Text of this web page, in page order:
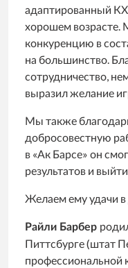
адаптированный
хорошем возрасте.
конкуренцию в
на большинство.
сотрудничество,
выразил желание
Мы также
добросовестную
в «Ак Барсе» он
результатов и
Желаем ему удачи в
Райли Барбер
Питтсбурге (штат
профессиональной